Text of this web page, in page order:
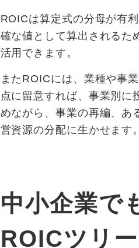
ROICは算定式の分母が有
確な値として算出されるた
活用できます。
またROICには、業種や事
点に留意すれば、事業別に
めながら、事業の再編、あ
営資源の分配に生かせます。
中小企業で
ROICツリ